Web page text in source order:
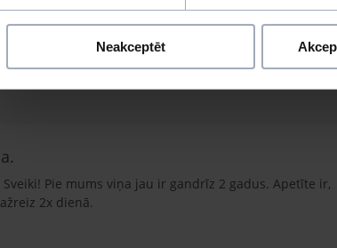
Neakceptēt
atbildēt uz jebkuru Jūsu jautājumu
Pie mums viņa jau ir gandrīz 2 gadus. Apetīte ir,
2x dienā.